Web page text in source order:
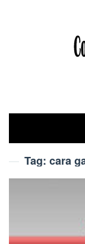
Tag: cara